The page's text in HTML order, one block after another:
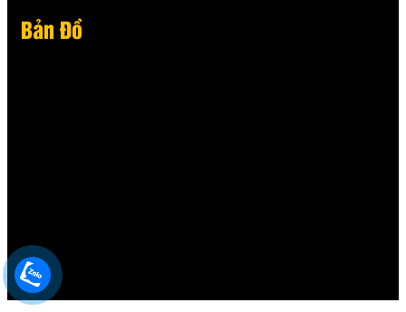
Bản Đồ